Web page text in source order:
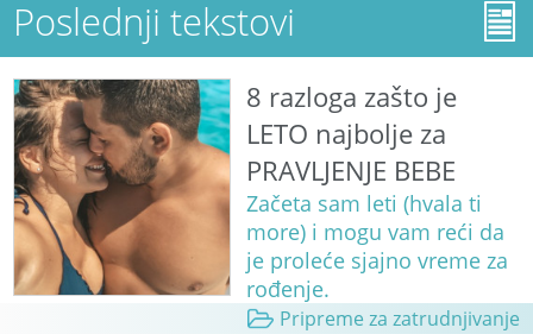
Poslednji tekstovi
8 razloga zašto je
LETO najbolje za
PRAVLJENJE BEBE
Začeta sam leti (hvala ti
more) i mogu vam reći da
je proleće sjajno vreme za
rođenje.
Pripreme za zatrudnjivanje